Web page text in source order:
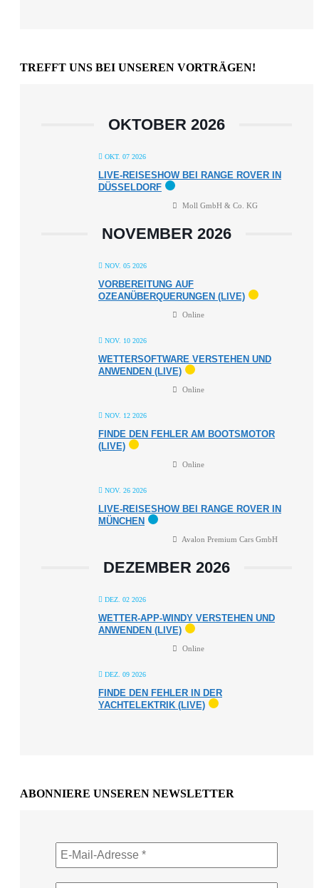
TREFFT UNS BEI UNSEREN VORTRÄGEN!
OKTOBER 2026
OKT. 07 2026
LIVE-REISESHOW BEI RANGE ROVER IN
DÜSSELDORF
Moll GmbH & Co. KG
NOVEMBER 2026
NOV. 05 2026
VORBEREITUNG AUF
OZEANÜBERQUERUNGEN (LIVE)
Online
NOV. 10 2026
WETTERSOFTWARE VERSTEHEN UND
ANWENDEN (LIVE)
Online
NOV. 12 2026
FINDE DEN FEHLER AM BOOTSMOTOR
(LIVE)
Online
NOV. 26 2026
LIVE-REISESHOW BEI RANGE ROVER IN
MÜNCHEN
Avalon Premium Cars GmbH
DEZEMBER 2026
DEZ. 02 2026
WETTER-APP-WINDY VERSTEHEN UND
ANWENDEN (LIVE)
Online
DEZ. 09 2026
FINDE DEN FEHLER IN DER
YACHTELEKTRIK (LIVE)
ABONNIERE UNSEREN NEWSLETTER